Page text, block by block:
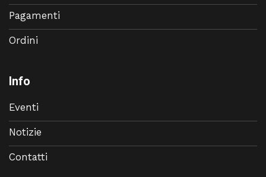
Pagamenti
Ordini
Info
Eventi
Notizie
Contatti